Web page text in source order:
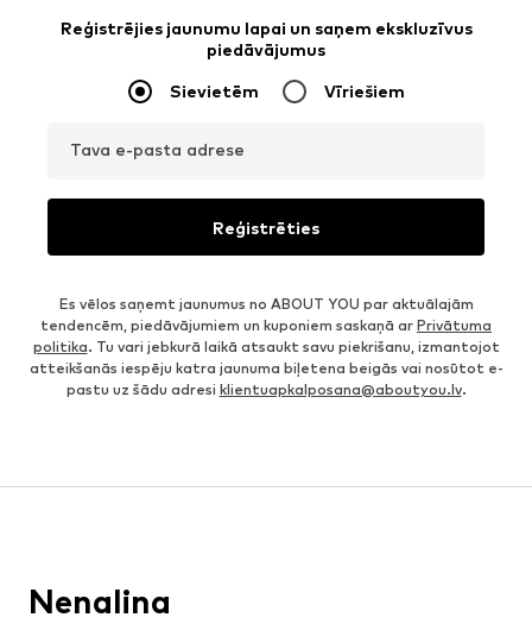
Reģistrējies jaunumu lapai un saņem ekskluzīvus
piedāvājumus
Sievietēm Vīriešiem
Tava e-pasta adrese
Reģistrēties
Es vēlos saņemt jaunumus no ABOUT YOU par aktuālajām
tendencēm, piedāvājumiem un kuponiem saskaņā ar Privātuma
politika. Tu vari jebkurā laikā atsaukt savu piekrišanu, izmantojot
atteikšanās iespēju katra jaunuma biļetena beigās vai nosūtot e-
pastu uz šādu adresi klientuapkalposana@aboutyou.lv.
Nenalina